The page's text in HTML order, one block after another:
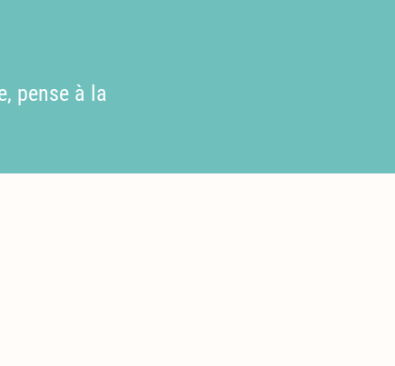
pense à la